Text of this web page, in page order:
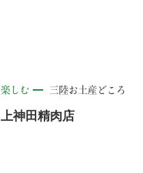
楽しむ 三陸お土産どころ
上神田精肉店